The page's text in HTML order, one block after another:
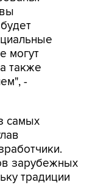
могут
также
-
самых
зарубежных
традиции